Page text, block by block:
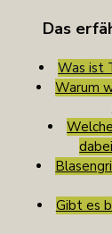
Das
Was ist
Warum
Gibt es